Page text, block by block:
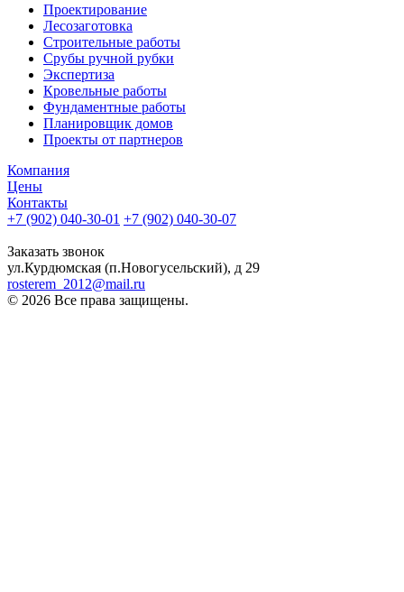
Проектирование
Лесозаготовка
Строительные работы
Срубы ручной рубки
Экспертиза
Кровельные работы
Фундаментные работы
Планировщик домов
Проекты от партнеров
Компания
Цены
Контакты
+7 (902) 040-30-01 +7 (902) 040-30-07
Заказать звонок
ул.Курдюмская (п.Новогусельский), д 29
rosterem_2012@mail.ru
© 2026 Все права защищены.